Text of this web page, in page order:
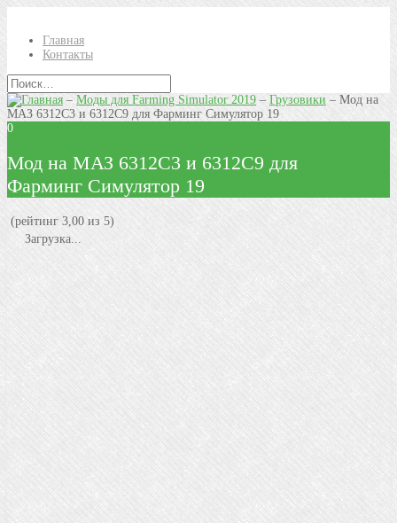
Главная
Контакты
–Моды для Farming Simulator 2019 – Грузовики– Мод на
МАЗ 6312C3 и 6312C9 для Фарминг Симулятор 19
0
Мод на МАЗ 6312C3 и 6312C9 для
Фарминг Симулятор 19
(рейтинг 3,00 из 5)
Загрузка...